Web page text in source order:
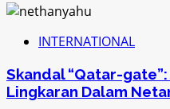
INTERNATIONAL
Skandal “Qatar-
Lingkaran Dalam